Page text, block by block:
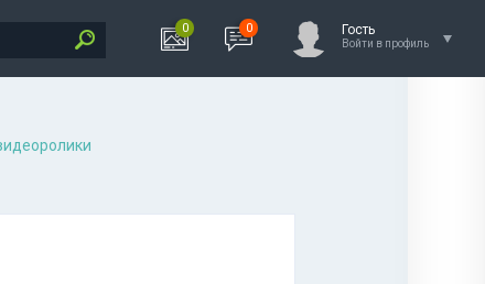
0 0 Гость
Войти в профиль